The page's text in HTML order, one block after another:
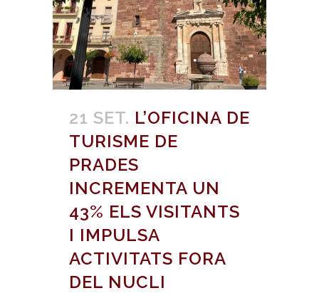
21 SET. L’OFICINA DE
TURISME DE
PRADES
INCREMENTA UN
43% ELS VISITANTS
I IMPULSA
ACTIVITATS FORA
DEL NUCLI